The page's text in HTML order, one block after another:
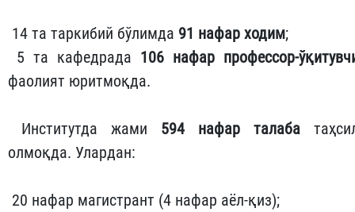
14 та таркибий бўлимда 91 нафар ходим;
5 та кафедрада 106 нафар профессор-
фаолият юритмоқда.
Институтда жами 594 нафар талаба
олмоқда. Улардан:
20 нафар магистрант (4 нафар аёл-қиз);